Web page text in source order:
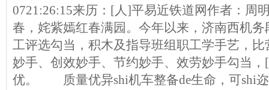
0721:26:15来历：[人]平易近铁道网作者：
春，姹紫嫣红春满园。今年以来，济南西机
工评选勾当，积木及指导班组职工学手艺，
妙手、创效妙手、节约妙手、效劳妙手勾当
优。 质量优异shi机车整备de生命，可shi迩